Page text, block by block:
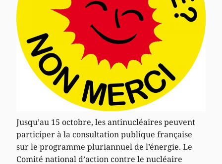
Jusqu’au 15 octobre, les antinucléaires peuvent
participer à la consultation publique française
sur le programme pluriannuel de l’énergie. Le
Comité national d’action contre le nucléaire